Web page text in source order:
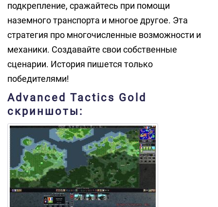
подкрепление, сражайтесь при помощи
наземного транспорта и многое другое. Эта
стратегия про многочисленные возможности и
механики. Создавайте свои собственные
сценарии. История пишется только
победителями!
Advanced Tactics Gold
скриншоты: